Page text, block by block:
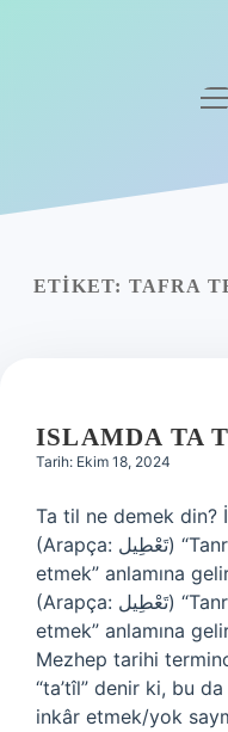
Yasal Uyarı
ETIKET: TAFRA
ISLAMDA TA
Tarih: Ekim 18, 2024
Ta til ne demek din?
(Arapça: تَعْطِيل) “Tanrı’yı ​​niteliklerinden mahrum
etmek” anlamına
(Arapça: تَعْطِيل) “Tanrı’yı ​​niteliklerinden mahrum
etmek” anlamına
Mezhep tarihi
“ta’tîl” denir ki, bu da
inkâr etmek/yok